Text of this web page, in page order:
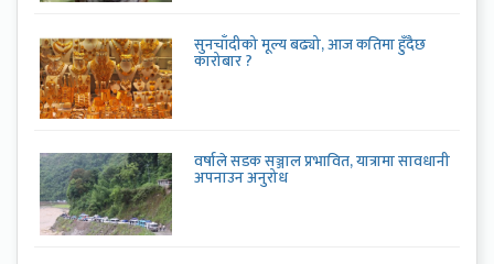
सुनचाँदीको मूल्य बढ्यो, आज कतिमा हुँदैछ
कारोबार ?
वर्षाले सडक सञ्जाल प्रभावित, यात्रामा सावधानी
अपनाउन अनुरोध